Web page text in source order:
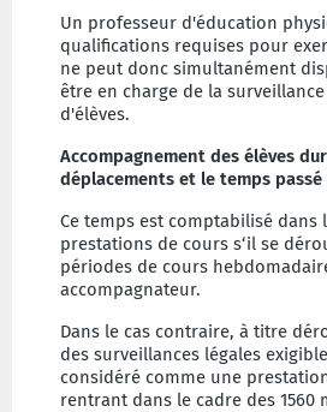
Un professeur d'éducation
qualifications requises pour
ne peut donc simultanément
être en charge de la
d'élèves.
Accompagnement des élèves
déplacements et le temps
Ce temps est comptabilisé dans
prestations de cours s‘il se
périodes de cours
accompagnateur.
Dans le cas contraire, à titre
des surveillances légales
considéré comme une
rentrant dans le cadre des 1560